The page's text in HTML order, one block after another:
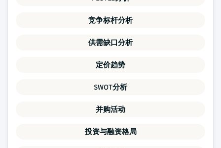
竞争标杆分析
供需缺口分析
定价趋势
SWOT分析
并购活动
投资与融资格局